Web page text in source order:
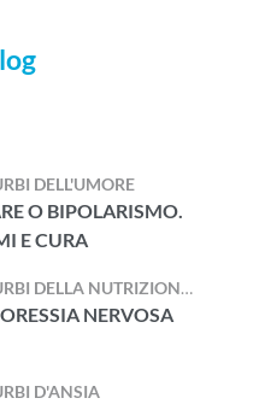
DELL'UMORE
O BIPOLARISMO.
E CURA
DISTURBI DELLA NUTRIZIONE E DELL'ALIMENTAZIONE
NERVOSA
D'ANSIA